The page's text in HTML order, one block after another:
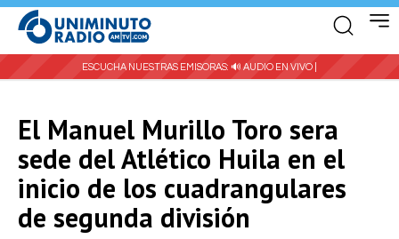
ESCUCHA NUESTRAS EMISORAS: 🔊 AUDIO EN VIVO |
El Manuel Murillo Toro sera
sede del Atlético Huila en el
inicio de los cuadrangulares
de segunda división